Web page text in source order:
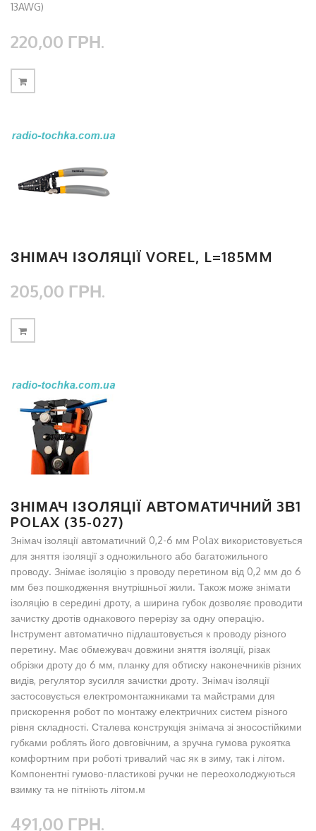
13AWG)
220,00 ГРН.
ЗНІМАЧ ІЗОЛЯЦІЇ VOREL, L=185MM
205,00 ГРН.
ЗНІМАЧ ІЗОЛЯЦІЇ АВТОМАТИЧНИЙ 3В1
POLAX (35-027)
Знімач ізоляції автоматичний 0,2-6 мм Polax використовується
для зняття ізоляції з одножильного або багатожильного
проводу. Знімає ізоляцію з проводу перетином від 0,2 мм до 6
мм без пошкодження внутрішньої жили. Також може знімати
ізоляцію в середині дроту, а ширина губок дозволяє проводити
зачистку дротів однакового перерізу за одну операцію.
Інструмент автоматично підлаштовується к проводу різного
перетину. Має обмежувач довжини зняття ізоляції, різак
обрізки дроту до 6 мм, планку для обтиску наконечників різних
видів, регулятор зусилля зачистки дроту. Знімач ізоляції
застосовується електромонтажниками та майстрами для
прискорення робот по монтажу електричних систем різного
рівня складності. Сталева конструкція знімача зі зносостійкими
губками роблять його довговічним, а зручна гумова рукоятка
комфортним при роботі тривалий час як в зиму, так і літом.
Компонентні гумово-пластикові ручки не переохолоджуються
взимку та не пітніють літом.м
491,00 ГРН.